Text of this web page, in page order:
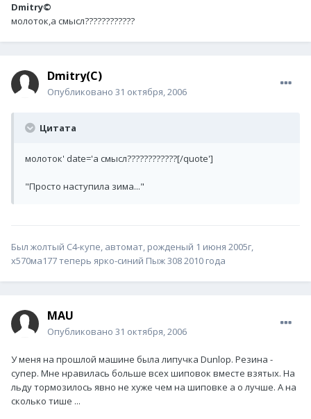
Dmitry©
молоток,а смысл????????????
Dmitry(C)
Опубликовано 31 октября, 2006
Цитата
молоток' date='а смысл????????????[/quote']
"Просто наступила зима..."
Был жолтый С4-купе, автомат, рожденый 1 июня 2005г,
х570ма177 теперь ярко-синий Пыж 308 2010 года
MAU
Опубликовано 31 октября, 2006
У меня на прошлой машине была липучка Dunlop. Резина -
супер. Мне нравилась больше всех шиповок вместе взятых. На
льду тормозилось явно не хуже чем на шиповке а о лучше. А на
сколько тише ...